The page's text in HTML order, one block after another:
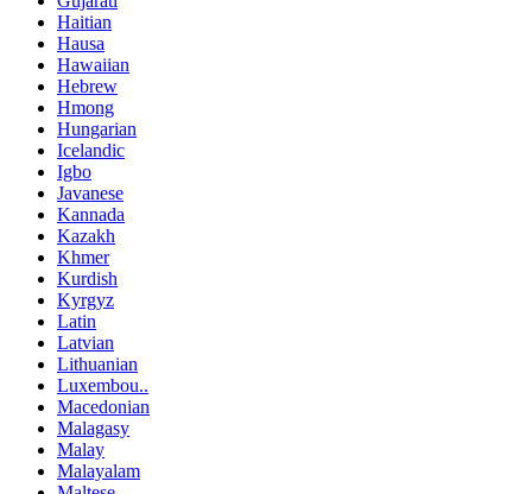
Haitian
Hausa
Hawaiian
Hebrew
Hmong
Hungarian
Icelandic
Igbo
Javanese
Kannada
Kazakh
Khmer
Kurdish
Kyrgyz
Latin
Latvian
Lithuanian
Luxembou..
Macedonian
Malagasy
Malay
Malayalam